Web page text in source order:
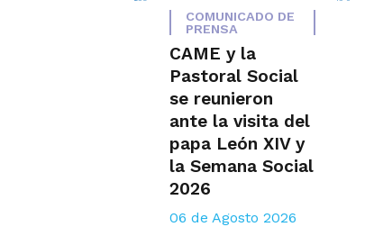
COMUNICADO DE
PRENSA
CAME y la
Pastoral Social
se reunieron
ante la visita del
papa León XIV y
la Semana Social
2026
06 de Agosto 2026